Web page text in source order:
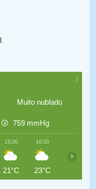
Muito nublado
759 mmHg
15:00
21°C
16:00
23°C
›